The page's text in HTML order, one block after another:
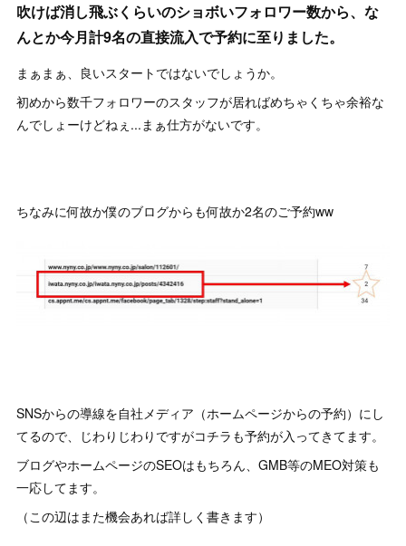
吹けば消し飛ぶくらいのショボいフォロワー数から、な
んとか今月計9名の直接流入で予約に至りました。
まぁまぁ、良いスタートではないでしょうか。
初めから数千フォロワーのスタッフが居ればめちゃくちゃ余裕な
んでしょーけどねぇ...まぁ仕方がないです。
ちなみに何故か僕のブログからも何故か2名のご予約ww
SNSからの導線を自社メディア（ホームページからの予約）にし
てるので、じわりじわりですがコチラも予約が入ってきてます。
ブログやホームページのSEOはもちろん、GMB等のMEO対策も
一応してます。
（この辺はまた機会あれば詳しく書きます）